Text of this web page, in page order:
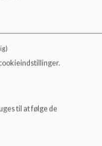
Bakkebo
til at følge de